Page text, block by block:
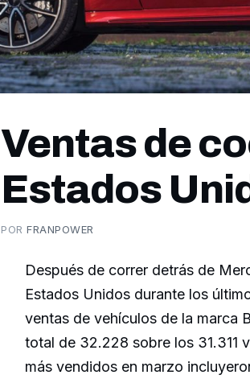
Ventas de
Estados
PORFRANPOWER
Después de correr detrás de
Estados Unidos durante los
ventas de vehículos de la marca
total de 32.228 sobre los 31.311
más vendidos en marzo